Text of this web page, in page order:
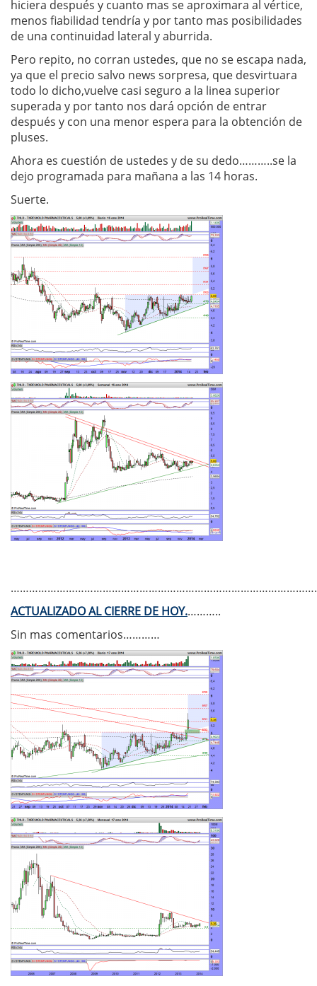
hiciera después y cuanto mas se aproximara al vértice,
menos fiabilidad tendría y por tanto mas posibilidades
de una continuidad lateral y aburrida.
Pero repito, no corran ustedes, que no se escapa nada,
ya que el precio salvo news sorpresa, que desvirtuara
todo lo dicho,vuelve casi seguro a la linea superior
superada y por tanto nos dará opción de entrar
después y con una menor espera para la obtención de
pluses.
Ahora es cuestión de ustedes y de su dedo………..se la
dejo programada para mañana a las 14 horas.
Suerte.
ACTUALIZADO AL CIERRE DE HOY.………..
Sin mas comentarios…………